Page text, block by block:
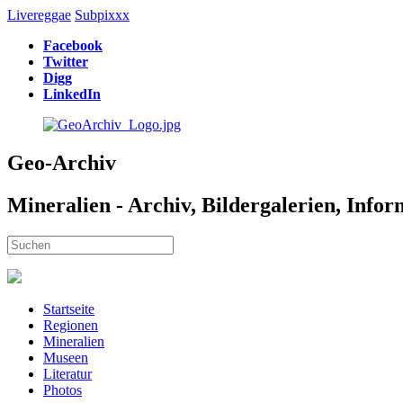
Livereggae Subpixxx
Facebook
Twitter
Digg
LinkedIn
Geo-Archiv
Mineralien - Archiv, Bildergalerien,
Startseite
Regionen
Mineralien
Museen
Literatur
Photos